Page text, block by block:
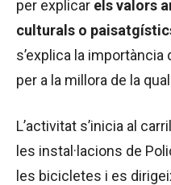
per explicar els valors
culturals o
s’explica la
per a la millora de la
L’activitat s’inicia al
les instal·lacions de
les bicicletes i es